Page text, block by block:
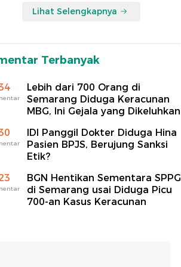
Lihat Selengkapnya
Terbanyak
Lebih dari 700 Orang di
Semarang Diduga Keracunan
MBG, Ini Gejala yang Dikeluhkan
IDI Panggil Dokter Diduga Hina
Pasien BPJS, Berujung Sanksi
Etik?
BGN Hentikan Sementara SPPG
di Semarang usai Diduga Picu
700-an Kasus Keracunan